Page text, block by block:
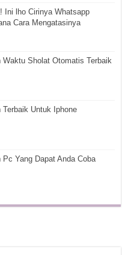
Ini lho Cirinya Whatsapp
Cara Mengatasinya
Waktu Sholat Otomatis Terbaik
Terbaik Untuk Iphone
Yang Dapat Anda Coba